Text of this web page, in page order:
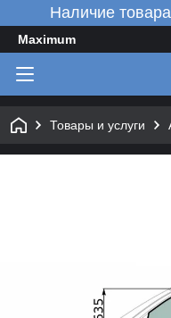
Наличие
Maximum
Товары и услуги